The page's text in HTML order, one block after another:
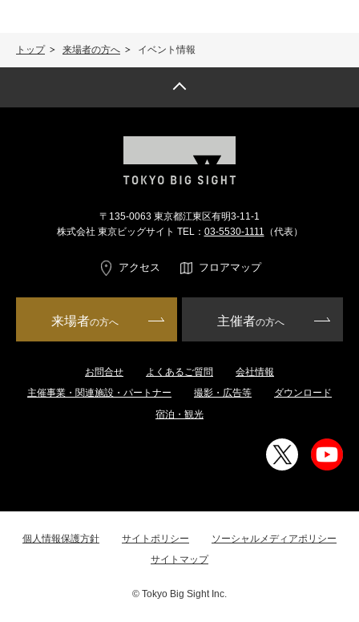
トップ 来場者の方へ イベント情報
〒135-0063 東京都江東区有明3-11-1
株式会社 東京ビッグサイト TEL： 03-5530-1111 （代表）
アクセス フロアマップ
来場者の方へ 主催者の方へ
お問合せ よくあるご質問
会社情報
主催事業・関連施設・パートナー
撮影・広告等
ダウンロード
宿泊・観光
個人情報保護方針 サイトポリシー
ソーシャルメディアポリシー
サイトマップ
© Tokyo Big Sight Inc.